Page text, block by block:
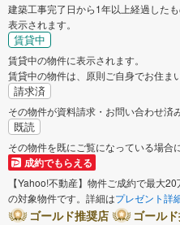
建築工事完了日から1年以上経過した
表示されます。
賃貸中
賃貸中の物件に表示されます。
賃貸中の物件は、原則ご自身でお住ま
請求済
その物件が資料請求・お問い合わせ済
既読
その物件を既にご覧になっている場合
成約でもらえる
【Yahoo!不動産】物件ご成約で最大
の対象物件です。詳細はプレゼント詳
ゴールド推奨店
ゴール